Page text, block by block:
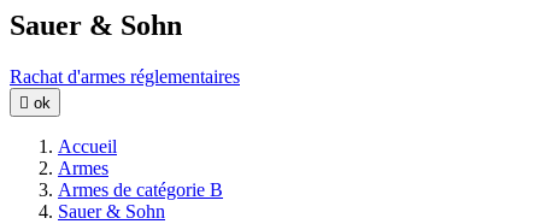
Sauer & Sohn
Rachat d'armes réglementaires
 ok
Accueil
Armes
Armes de catégorie B
Sauer & Sohn